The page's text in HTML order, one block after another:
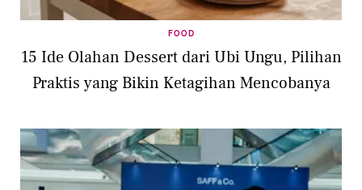
FOOD
15 Ide Olahan Dessert dari Ubi Ungu, Pilihan
Praktis yang Bikin Ketagihan Mencobanya